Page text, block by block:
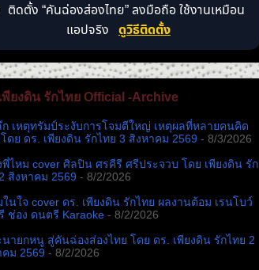
ติดตั้ง “คันฉ่องส่องไทย” ลงมือถือ ใช้งานเหมือน
แอปจริง ดูวิธีติดตั้ง
พียงดิน รักไทย Official -Archive
ก เหตุทรัมป์ระงับการโจมตีใหญ่ เหตุผลที่หลายคนคิด
ดย ดร. เพียงดิน รักไทย 3 สิงหาคม 2569 - 8/3/2026
พี่ไหม cover ศิลปิน ศรคีรี ศรีประจวบ โดย เพียงดิน รัก
สิงหาคม 2569 - 8/2/2026
ในใจ cover ดร. เพียงดิน รักไทย ผลงานต้อม เรนโบว์
ช่อง ดนตรี Karaoke - 8/2/2026
นายกหนู สู่คันฉ่องส่องไทย โดย ดร. เพียงดิน รักไทย 2
คม 2569 - 8/2/2026